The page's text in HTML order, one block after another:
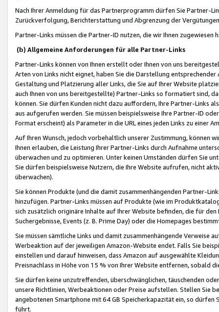
Nach Ihrer Anmeldung für das Partnerprogramm dürfen Sie Partner-
Zurückverfolgung, Berichterstattung und Abgrenzung der
Partner-Links müssen die Partner-ID nutzen, die wir Ihnen zugewiesen
(b) Allgemeine Anforderungen für alle Partner-Links
Partner-Links können von Ihnen erstellt oder Ihnen von uns
Arten von Links nicht eignet, haben Sie die Darstellung
Gestaltung und Platzierung aller Links, die Sie auf Ihrer Website
auch Ihnen von uns bereitgestellte) Partner-Links so formatiert sind,
können. Sie dürfen Kunden nicht dazu auffordern, Ihre Partner-Links
aus aufgerufen werden. Sie müssen beispielsweise Ihre Partner-ID
Format erscheint) als Parameter in die URL eines jeden Links zu einer
Auf Ihren Wunsch, jedoch vorbehaltlich unserer Zustimmung, können
Ihnen erlauben, die Leistung Ihrer Partner-Links durch Aufnahme
überwachen und zu optimieren. Unter keinen Umständen dürfen Sie
Sie dürfen beispielsweise Nutzern, die Ihre Website aufrufen, nicht
überwachen).
Sie können Produkte (und die damit zusammenhängenden Partner-
hinzufügen. Partner-Links müssen auf Produkte (wie im
sich zusätzlich originäre Inhalte auf Ihrer Website befinden, die für
Suchergebnisse, Events (z. B. Prime Day) oder die Homepages
Sie müssen sämtliche Links und damit zusammenhängende
Werbeaktion auf der jeweiligen Amazon-Website endet. Falls Sie
einstellen und darauf hinweisen, dass Amazon auf ausgewählte
Preisnachlass in Höhe von 15 % von Ihrer Website entfernen, sobald
Sie dürfen keine unzutreffenden, überschwänglichen, täuschenden
unsere Richtlinien, Werbeaktionen oder Preise aufstellen. Stellen Sie
angebotenen Smartphone mit 64 GB Speicherkapazität ein, so dürfen
führt.